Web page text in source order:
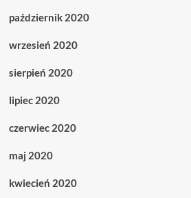
październik 2020
wrzesień 2020
sierpień 2020
lipiec 2020
czerwiec 2020
maj 2020
kwiecień 2020